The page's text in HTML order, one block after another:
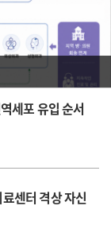
세포 유입 순서
센터 격상 자신